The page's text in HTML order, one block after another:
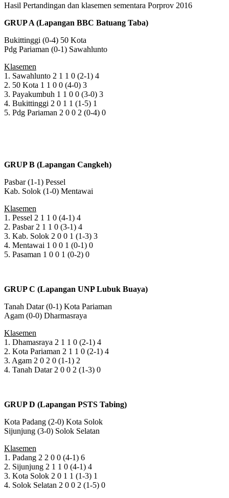
Hasil Pertandingan dan klasemen sementara Porprov 2016
GRUP A (Lapangan BBC Batuang Taba)
Bukittinggi (0-4) 50 Kota
Pdg Pariaman (0-1) Sawahlunto
Klasemen
1. Sawahlunto 2 1 1 0 (2-1) 4
2. 50 Kota 1 1 0 0 (4-0) 3
3. Payakumbuh 1 1 0 0 (3-0) 3
4. Bukittinggi 2 0 1 1 (1-5) 1
5. Pdg Pariaman 2 0 0 2 (0-4) 0
GRUP B (Lapangan Cangkeh)
Pasbar (1-1) Pessel
Kab. Solok (1-0) Mentawai
Klasemen
1. Pessel 2 1 1 0 (4-1) 4
2. Pasbar 2 1 1 0 (3-1) 4
3. Kab. Solok 2 0 0 1 (1-3) 3
4. Mentawai 1 0 0 1 (0-1) 0
5. Pasaman 1 0 0 1 (0-2) 0
GRUP C (Lapangan UNP Lubuk Buaya)
Tanah Datar (0-1) Kota Pariaman
Agam (0-0) Dharmasraya
Klasemen
1. Dhamasraya 2 1 1 0 (2-1) 4
2. Kota Pariaman 2 1 1 0 (2-1) 4
3. Agam 2 0 2 0 (1-1) 2
4. Tanah Datar 2 0 0 2 (1-3) 0
GRUP D (Lapangan PSTS Tabing)
Kota Padang (2-0) Kota Solok
Sijunjung (3-0) Solok Selatan
Klasemen
1. Padang 2 2 0 0 (4-1) 6
2. Sijunjung 2 1 1 0 (4-1) 4
3. Kota Solok 2 0 1 1 (1-3) 1
4. Solok Selatan 2 0 0 2 (1-5) 0